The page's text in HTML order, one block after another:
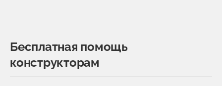
Бесплатная помощь
конструкторам